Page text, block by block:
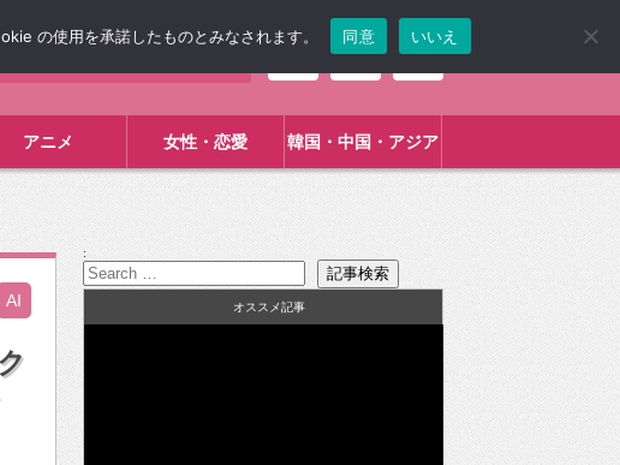
アニメ 女性・恋愛 韓国・中国・アジア
AI
:
オススメ記事
の使用を承諾したものとみなされます。 同意 いいえ